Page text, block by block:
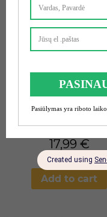
DK/EU-3101-WH
17,99 €
Add to cart